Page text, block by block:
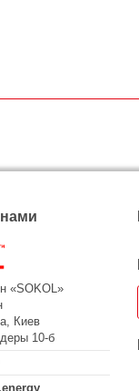
«SOKOL»
Киев
10-б